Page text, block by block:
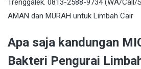
Apa saja kandungan
Bakteri Pengurai